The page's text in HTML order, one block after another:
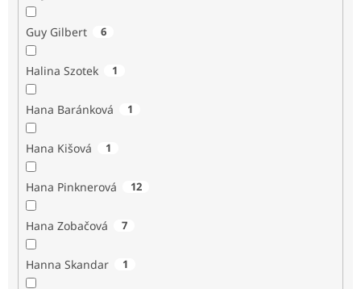
Guy Gilbert 6
Halina Szotek 1
Hana Baránková 1
Hana Kišová 1
Hana Pinknerová 12
Hana Zobačová 7
Hanna Skandar 1